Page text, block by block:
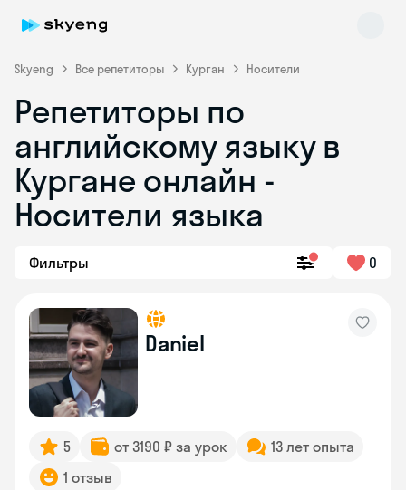
Skyeng Все репетиторы Курган Носители
Репетиторы по
английскому языку в
Кургане онлайн -
Носители языка
Фильтры 0
Daniel
5 от 3190 ₽ за урок
13 лет опыта
1 отзыв